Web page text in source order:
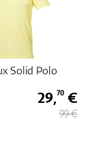
Solid Polo
29,70 €
99 €